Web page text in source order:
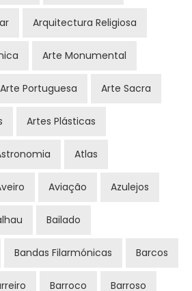
Arquitectura Religiosa
Arte Monumental
Arte Portuguesa Arte Sacra
Artes Plásticas
Atlas
Aviação Azulejos
Bailado
Bandas Filarmónicas Barcos
Barroco Barroso